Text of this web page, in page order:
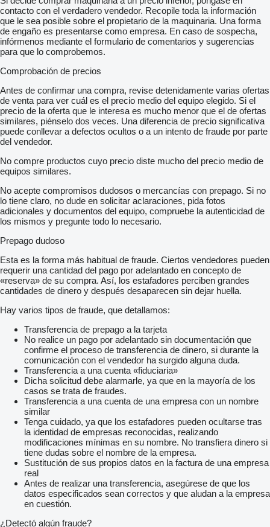
contacto con el verdadero vendedor. Recopile toda la información
que le sea posible sobre el propietario de la maquinaria. Una forma
de engaño es presentarse como empresa. En caso de sospecha,
infórmenos mediante el formulario de comentarios y sugerencias
para que lo comprobemos.
Comprobación de precios
Antes de confirmar una compra, revise detenidamente varias ofertas
de venta para ver cuál es el precio medio del equipo elegido. Si el
precio de la oferta que le interesa es mucho menor que el de ofertas
similares, piénselo dos veces. Una diferencia de precio significativa
puede conllevar a defectos ocultos o a un intento de fraude por parte
del vendedor.
No compre productos cuyo precio diste mucho del precio medio de
equipos similares.
No acepte compromisos dudosos o mercancías con prepago. Si no
lo tiene claro, no dude en solicitar aclaraciones, pida fotos
adicionales y documentos del equipo, compruebe la autenticidad de
los mismos y pregunte todo lo necesario.
Prepago dudoso
Esta es la forma más habitual de fraude. Ciertos vendedores pueden
requerir una cantidad del pago por adelantado en concepto de
«reserva» de su compra. Así, los estafadores perciben grandes
cantidades de dinero y después desaparecen sin dejar huella.
Hay varios tipos de fraude, que detallamos:
Transferencia de prepago a la tarjeta
No realice un pago por adelantado sin documentación que
confirme el proceso de transferencia de dinero, si durante la
comunicación con el vendedor ha surgido alguna duda.
Transferencia a una cuenta «fiduciaria»
Dicha solicitud debe alarmarle, ya que en la mayoría de los
casos se trata de fraudes.
Transferencia a una cuenta de una empresa con un nombre
similar
Tenga cuidado, ya que los estafadores pueden ocultarse tras
la identidad de empresas reconocidas, realizando
modificaciones mínimas en su nombre. No transfiera dinero si
tiene dudas sobre el nombre de la empresa.
Sustitución de sus propios datos en la factura de una empresa
real
Antes de realizar una transferencia, asegúrese de que los
datos especificados sean correctos y que aludan a la empresa
en cuestión.
¿Detectó algún fraude?